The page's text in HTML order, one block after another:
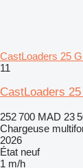
CastLoaders 25
11
CastLoaders
252 700 MAD 23
Chargeuse
2026
État neuf
1 m/h